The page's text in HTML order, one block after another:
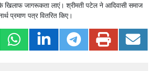
जागरूकता लाएं। श्रीमती पटेल ने आदिवासी समाज
प्रमाण पत्र वितरित किए।